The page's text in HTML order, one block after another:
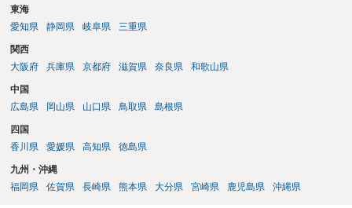
東海
愛知県
静岡県 岐阜県 三重県
関西
大阪府
兵庫県 京都府 滋賀県 奈良県 和歌山県
中国
広島県
岡山県 山口県 鳥取県 島根県
四国
香川県
愛媛県 高知県 徳島県
九州・沖縄
福岡県
佐賀県 長崎県 熊本県 大分県 宮崎県 鹿児島県 沖縄県